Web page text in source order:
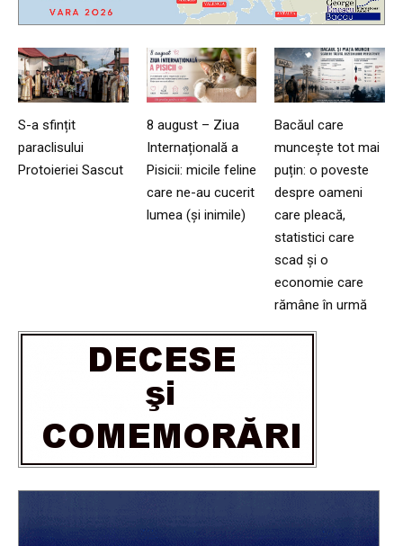
S-a sfințit
paraclisului
Protoieriei Sascut
8 august – Ziua
Internațională a
Pisicii: micile feline
care ne-au cucerit
lumea (și inimile)
Bacăul care
muncește tot mai
puțin: o poveste
despre oameni
care pleacă,
statistici care
scad și o
economie care
rămâne în urmă